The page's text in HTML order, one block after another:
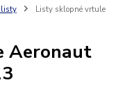
listy
Listy sklopné vrtule
Aeronaut